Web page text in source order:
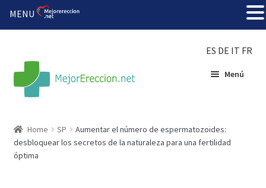
ES DE IT FR
Menú
Rueda de la fortuna
Home SP
Aumentar el número de espermatozoides:
desbloquear los secretos de la naturaleza para una fertilidad
óptima
MENU